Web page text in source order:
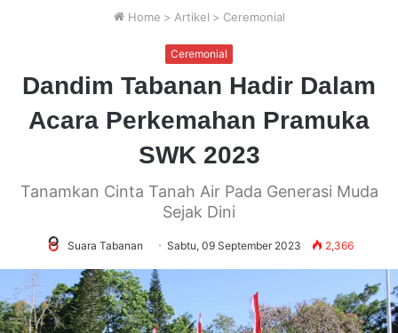
Home > Artikel > Ceremonial
Ceremonial
Dandim Tabanan Hadir Dalam
Acara Perkemahan Pramuka
SWK 2023
Tanamkan Cinta Tanah Air Pada Generasi Muda
Sejak Dini
Suara Tabanan Sabtu, 09 September 2023 2,366